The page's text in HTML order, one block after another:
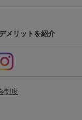
メリットを紹介
制度